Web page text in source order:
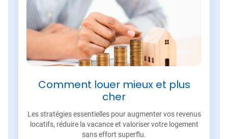
Comment louer mieux et plus
cher
Les stratégies essentielles pour augmenter vos revenus
locatifs, réduire la vacance et valoriser votre logement
sans effort superflu.